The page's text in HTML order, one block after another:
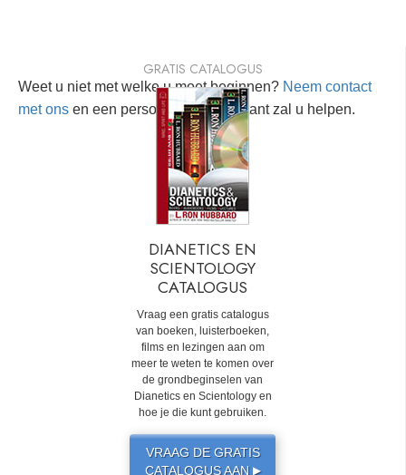
Weet u niet met welke u moet beginnen? Neem contact
met ons en een persoonlijke consultant zal u helpen.
GRATIS CATALOGUS
DIANETICS EN
SCIENTOLOGY
CATALOGUS
Vraag een gratis catalogus
van boeken, luisterboeken,
films en lezingen aan om
meer te weten te komen over
de grondbeginselen van
Dianetics en Scientology en
hoe je die kunt gebruiken.
VRAAG DE GRATIS
CATALOGUS AAN ▶